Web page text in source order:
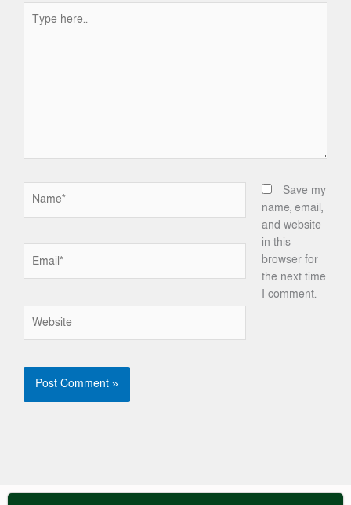
here..
Save my
name, email,
and website
in this
browser for
the next time
I comment.